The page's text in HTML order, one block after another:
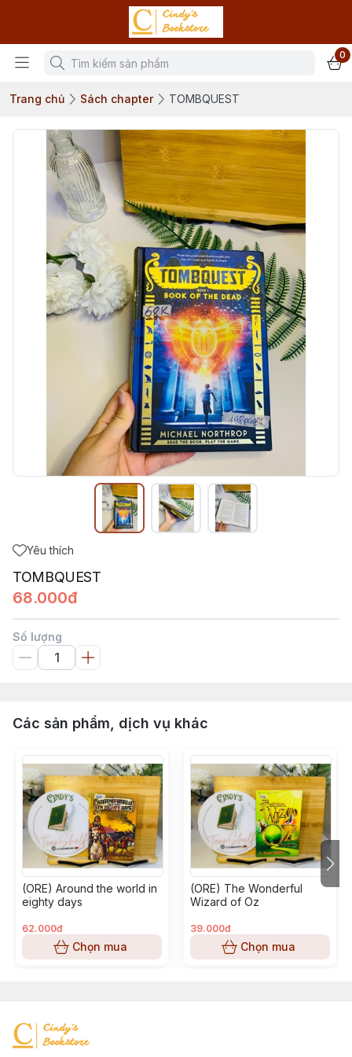
0
Trang chủ Sách chapter TOMBQUEST
Yêu thích
TOMBQUEST
68.000đ
Số lượng
Các sản phẩm, dịch vụ khác
(ORE) Around the world in
eighty days
62.000đ
Chọn mua
(ORE) The Wonderful
Wizard of Oz
39.000đ
Chọn mua